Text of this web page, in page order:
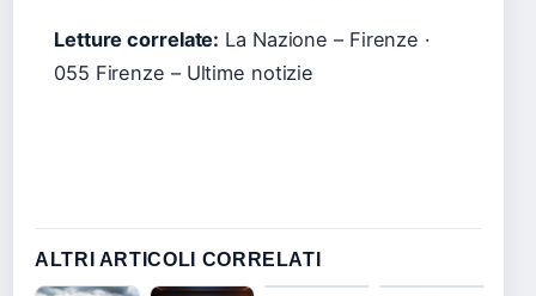
Letture correlate: La Nazione – Firenze ·
055 Firenze – Ultime notizie
ALTRI ARTICOLI CORRELATI